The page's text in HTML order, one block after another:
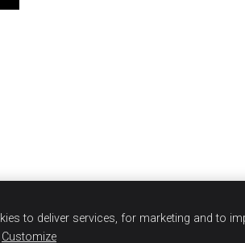
to deliver services, for marketing and to
Customize